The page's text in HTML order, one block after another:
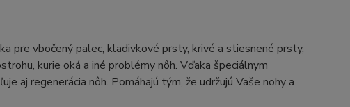
pre vbočený palec, kladivkové prsty, krivé a stiesnené prsty,
kurie oká a iné problémy nôh. Vďaka špeciálnym
aj regenerácia nôh. Pomáhajú tým, že udržujú Vaše nohy a